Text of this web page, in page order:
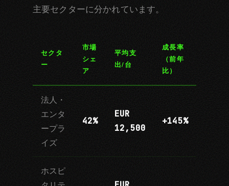
主要セクターに分かれています。
セクタ
ー
市場
シェ
ア
平均支
出/台
成長率
（前年
比）
法人・
エンタ
ープラ
イズ
42%
EUR
12,500
+145%
ホスピ